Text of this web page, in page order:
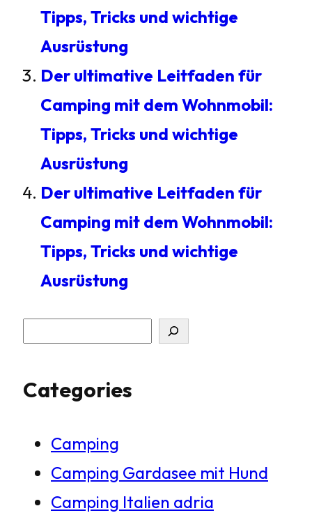
Tipps, Tricks und wichtige
Ausrüstung
Der ultimative Leitfaden für
Camping mit dem Wohnmobil:
Tipps, Tricks und wichtige
Ausrüstung
Der ultimative Leitfaden für
Camping mit dem Wohnmobil:
Tipps, Tricks und wichtige
Ausrüstung
c
Categories
Camping
Camping Gardasee mit Hund
Camping Italien adria